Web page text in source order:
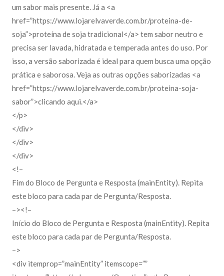
um sabor mais presente. Já a <a
href=”https://www.lojarelvaverde.com.br/proteina-de-
soja”>proteína de soja tradicional</a> tem sabor neutro e
precisa ser lavada, hidratada e temperada antes do uso. Por
isso, a versão saborizada é ideal para quem busca uma opção
prática e saborosa. Veja as outras opções saborizadas <a
href=”https://www.lojarelvaverde.com.br/proteina-soja-
sabor”>clicando aqui.</a>
</p>
</div>
</div>
</div>
<!–
Fim do Bloco de Pergunta e Resposta (mainEntity). Repita
este bloco para cada par de Pergunta/Resposta.
–><!–
Início do Bloco de Pergunta e Resposta (mainEntity). Repita
este bloco para cada par de Pergunta/Resposta.
–>
<div itemprop=”mainEntity” itemscope=””